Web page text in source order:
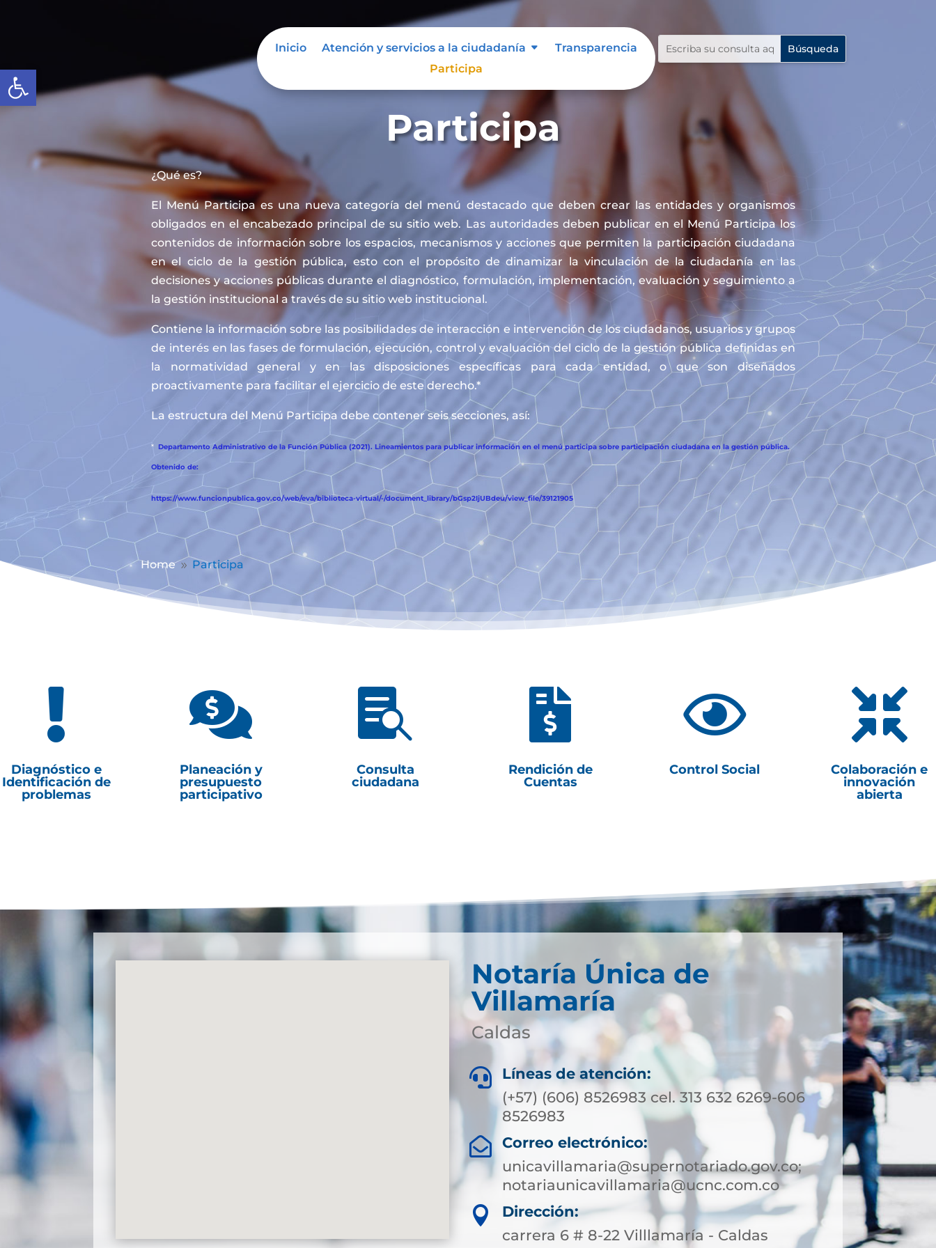
Abrir barra de herramientas
Inicio Atención y servicios a la ciudadanía
Transparencia
Participa
Participa
¿Qué es?
El Menú Participa es una nueva categoría del menú destacado que deben crear las entidades y organismos
obligados en el encabezado principal de su sitio web. Las autoridades deben publicar en el Menú Participa los
contenidos de información sobre los espacios, mecanismos y acciones que permiten la participación ciudadana
en el ciclo de la gestión pública, esto con el propósito de dinamizar la vinculación de la ciudadanía en las
decisiones y acciones públicas durante el diagnóstico, formulación, implementación, evaluación y seguimiento a
la gestión institucional a través de su sitio web institucional.
Contiene la información sobre las posibilidades de interacción e intervención de los ciudadanos, usuarios y grupos
de interés en las fases de formulación, ejecución, control y evaluación del ciclo de la gestión pública definidas en
la normatividad general y en las disposiciones específicas para cada entidad, o que son diseñados
proactivamente para facilitar el ejercicio de este derecho.*
La estructura del Menú Participa debe contener seis secciones, así:
* Departamento Administrativo de la Función Pública (2021). Lineamientos para publicar información en el menú participa sobre participación ciudadana en la gestión pública.
Obtenido de:
https://www.funcionpublica.gov.co/web/eva/biblioteca-virtual/-/document_library/bGsp2IjUBdeu/view_file/39121905
Home 9 Participa

Diagnóstico e
Identificación de
problemas

Planeación y
presupuesto
participativo

Consulta
ciudadana

Rendición de
Cuentas

Control Social

Colaboración e
innovación
abierta
Notaría Única de
Villamaría
Caldas

Líneas de atención:
(+57) (606) 8526983 cel. 313 632 6269-606
8526983

Correo electrónico:
unicavillamaria@supernotariado.gov.co;
notariaunicavillamaria@ucnc.com.co

Dirección:
carrera 6 # 8-22 Villlamaría - Caldas